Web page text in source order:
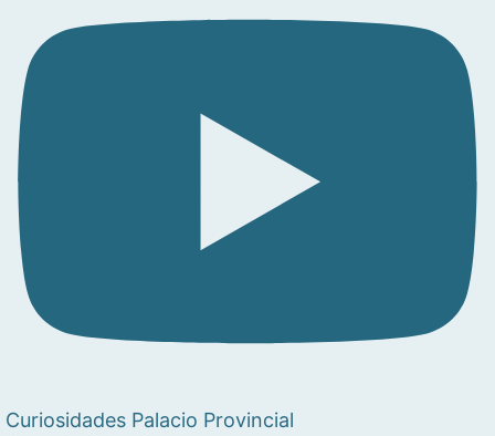
Curiosidades Palacio Provincial